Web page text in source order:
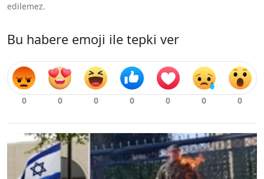
edilemez.
Bu habere emoji ile tepki ver